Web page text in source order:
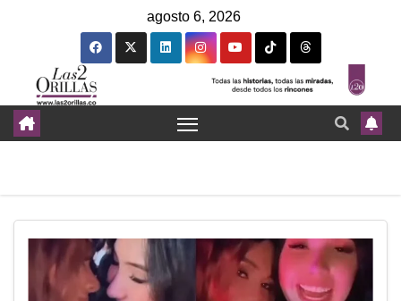
agosto 6, 2026